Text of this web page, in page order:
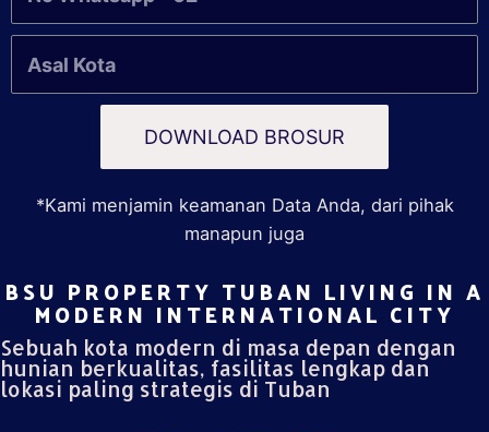
DOWNLOAD BROSUR
*Kami menjamin keamanan Data Anda, dari pihak
manapun juga
BSU PROPERTY TUBAN LIVING IN A
MODERN INTERNATIONAL CITY​
Sebuah kota modern di masa depan dengan
hunian berkualitas, fasilitas lengkap dan
lokasi paling strategis di Tuban